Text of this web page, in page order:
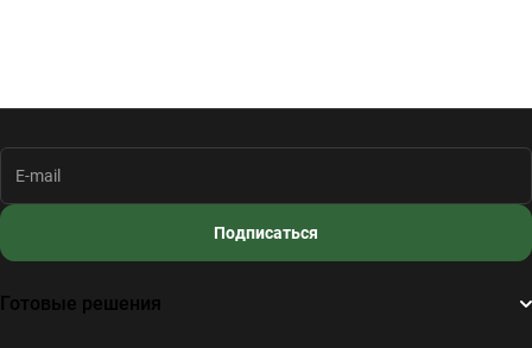
Подписаться
Готовые решения